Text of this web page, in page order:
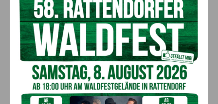
Megacoole
Sportveranstaltung “Gravel
Race”
Frauen stärken Frauen
AKTUELLES
Kirchtag in St. Lorenzen
Aktuell 6. August 2026